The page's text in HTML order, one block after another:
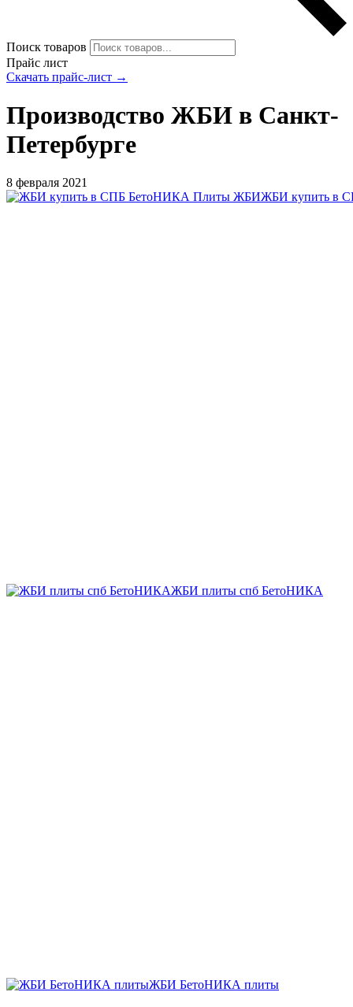
Поиск товаров
Прайс лист
Скачать прайс-лист →
Производство ЖБИ в Санкт-
Петербурге
8 февраля 2021
ЖБИ купить в
ЖБИ плиты спб БетоНИКА
ЖБИ БетоНИКА плиты